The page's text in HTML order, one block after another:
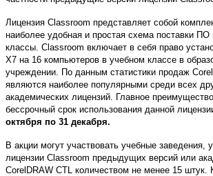
Лицензия Classroom представляет собой
наиболее удобная и простая схема поставки
классы. Classroom включает в себя право
X7 на 16 компьютеров в учебном классе в
учреждении. По данным статистики продаж
являются наиболее популярными среди всех
академических лицензий. Главное
бессрочный срок использования данной
октября по 31 декабря.
В акции могут участвовать учебные
лицензии Classroom предыдущих версий или
CorelDRAW CTL количеством не менее 15 штук.